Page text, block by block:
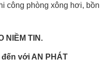
công phòng xông hơi, bồn
NIỀM TIN.
với AN PHÁT